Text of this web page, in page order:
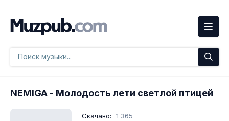
NEMIGA - Молодость лети светлой птицей
Скачано:
1 365